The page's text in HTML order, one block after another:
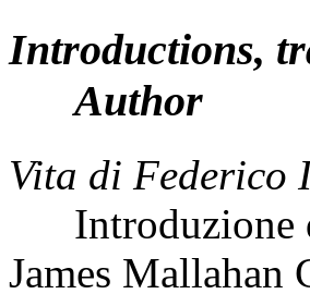
Introductions,
Author
Vita di Federico
James Mallahan